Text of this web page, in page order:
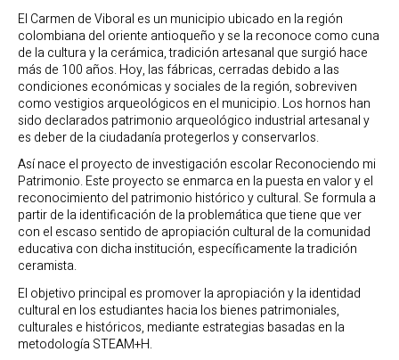
El Carmen de Viboral es un municipio ubicado en la región
colombiana del oriente antioqueño y se la reconoce como cuna
de la cultura y la cerámica, tradición artesanal que surgió hace
más de 100 años. Hoy, las fábricas, cerradas debido a las
condiciones económicas y sociales de la región, sobreviven
como vestigios arqueológicos en el municipio. Los hornos han
sido declarados patrimonio arqueológico industrial artesanal y
es deber de la ciudadanía protegerlos y conservarlos.
Así nace el proyecto de investigación escolar Reconociendo mi
Patrimonio. Este proyecto se enmarca en la puesta en valor y el
reconocimiento del patrimonio histórico y cultural. Se formula a
partir de la identificación de la problemática que tiene que ver
con el escaso sentido de apropiación cultural de la comunidad
educativa con dicha institución, específicamente la tradición
ceramista.
El objetivo principal es promover la apropiación y la identidad
cultural en los estudiantes hacia los bienes patrimoniales,
culturales e históricos, mediante estrategias basadas en la
metodología STEAM+H.